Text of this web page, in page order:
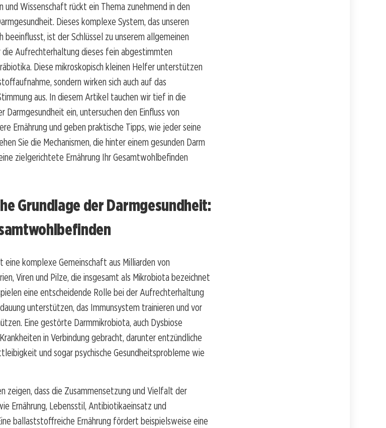
Wissenschaft rückt ein Thema zunehmend in den
Dieses komplexe System, das unseren
beeinflusst, ist der Schlüssel zu unserem allgemeinen
Aufrechterhaltung dieses fein abgestimmten
Diese mikroskopisch kleinen Helfer unterstützen
sondern wirken sich auch auf das
aus. In diesem Artikel tauchen wir tief in die
Darmgesundheit ein, untersuchen den Einfluss von
Ernährung und geben praktische Tipps, wie jeder seine
Sie die Mechanismen, die hinter einem gesunden Darm
zielgerichtete Ernährung Ihr Gesamtwohlbefinden
Grundlage der Darmgesundheit:
eine komplexe Gemeinschaft aus Milliarden von
Viren und Pilze, die insgesamt als Mikrobiota bezeichnet
eine entscheidende Rolle bei der Aufrechterhaltung
unterstützen, das Immunsystem trainieren und vor
Eine gestörte Darmmikrobiota, auch Dysbiose
in Verbindung gebracht, darunter entzündliche
und sogar psychische Gesundheitsprobleme wie
zeigen, dass die Zusammensetzung und Vielfalt der
Ernährung, Lebensstil, Antibiotikaeinsatz und
ballaststoffreiche Ernährung fördert beispielsweise eine